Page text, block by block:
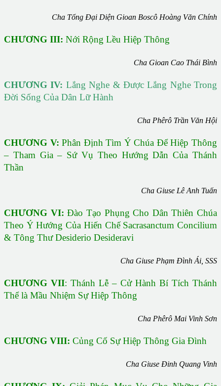
Cha Tổng Đại Diện Gioan Boscô Hoàng Văn Chính
CHƯƠNG III: Nới Rộng Lều Hiệp Thông
Cha Gioan Cao Thái Bình
CHƯƠNG IV: Lắng Nghe & Được Lắng Nghe Trong
Đời Sống Của Dân Lữ Hành
Cha Phêrô Trần Văn Hội
CHƯƠNG V:Phân Định Tìm Ý Chúa Để Hiệp Thông
– Tham Gia – Sứ Vụ Theo Hướng Dẫn Của Thánh
Thần
Cha Giuse Lê Anh Tuấn
CHƯƠNG VI: Đào Tạo Phụng Cho Dân Thiên Chúa
Theo Ý Hướng Của Hiến Chế Sacrasanctum Concilium
& Tông Thư Desiderio Desideravi
Cha Giuse Phạm Đình Ái, SSS
CHƯƠNG VII: Thánh Lễ – Cử Hành Bí Tích Thánh
Thể là Mầu Nhiệm Sự Hiệp Thông
Cha Phêrô Mai Vinh Sơn
CHƯƠNG VIII: Củng Cố Sự Hiệp Thông Gia Đình
Cha Giuse Đinh Quang Vinh